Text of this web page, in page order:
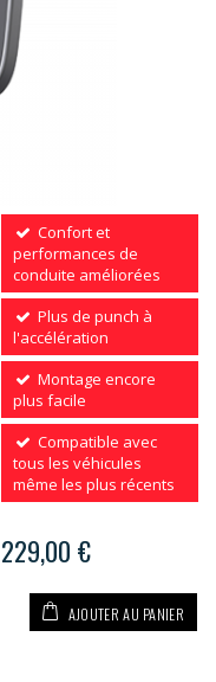
Confort et
performances de
conduite améliorées
Plus de punch à
l'accélération
Montage encore
plus facile
Compatible avec
tous les véhicules
même les plus récents
229,00 €
AJOUTER AU PANIER